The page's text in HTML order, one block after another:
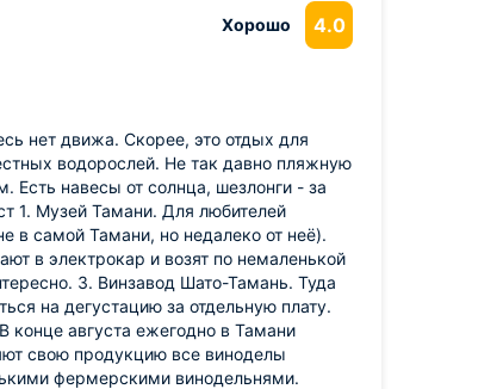
Хорошо 4.0
нет движа. Скорее, это отдых для
водорослей. Не так давно пляжную
Есть навесы от солнца, шезлонги - за
1. Музей Тамани. Для любителей
в самой Тамани, но недалеко от неё).
в электрокар и возят по немаленькой
3. Винзавод Шато-Тамань. Туда
на дегустацию за отдельную плату.
конце августа ежегодно в Тамани
свою продукцию все виноделы
фермерскими винодельнями.